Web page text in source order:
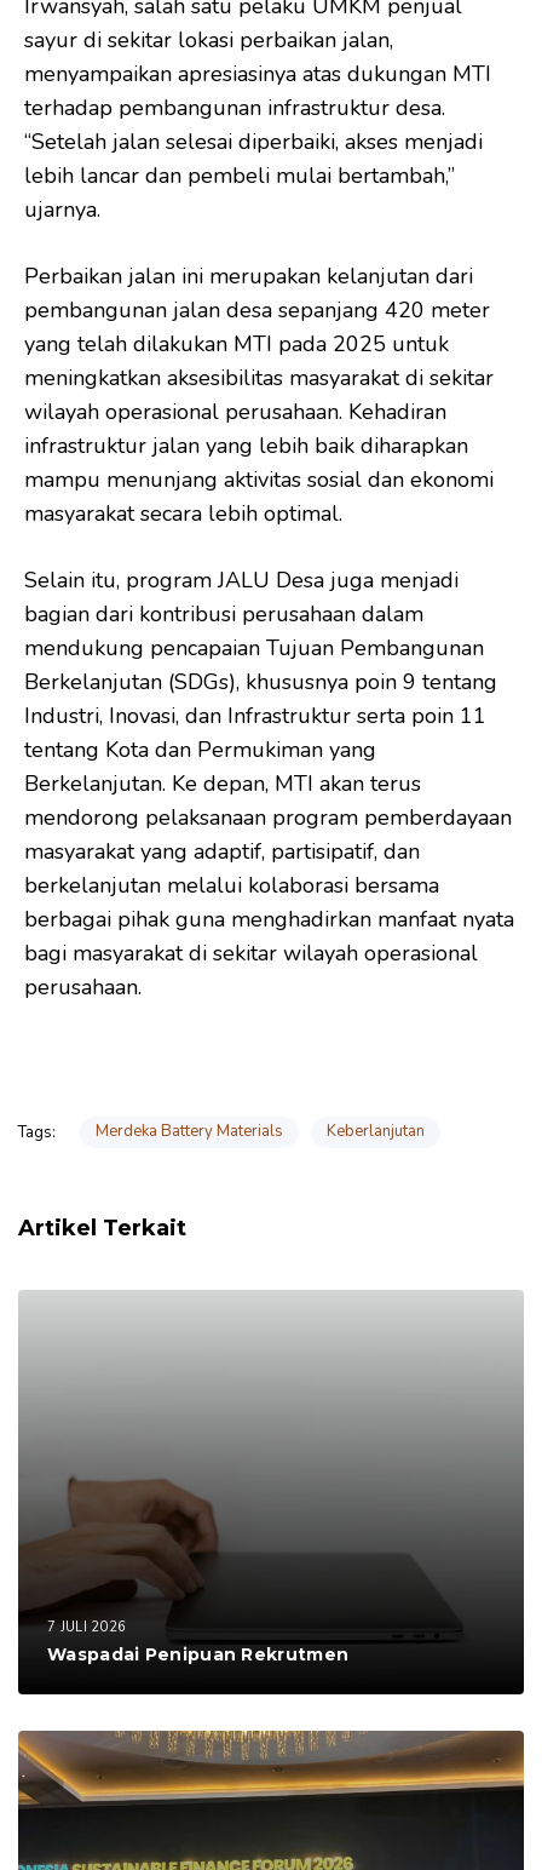
sayur di sekitar lokasi perbaikan jalan,
menyampaikan apresiasinya atas dukungan MTI
terhadap pembangunan infrastruktur desa.
“Setelah jalan selesai diperbaiki, akses menjadi
lebih lancar dan pembeli mulai bertambah,”
ujarnya.
Perbaikan jalan ini merupakan kelanjutan dari
pembangunan jalan desa sepanjang 420 meter
yang telah dilakukan MTI pada 2025 untuk
meningkatkan aksesibilitas masyarakat di sekitar
wilayah operasional perusahaan. Kehadiran
infrastruktur jalan yang lebih baik diharapkan
mampu menunjang aktivitas sosial dan ekonomi
masyarakat secara lebih optimal.
Selain itu, program JALU Desa juga menjadi
bagian dari kontribusi perusahaan dalam
mendukung pencapaian Tujuan Pembangunan
Berkelanjutan (SDGs), khususnya poin 9 tentang
Industri, Inovasi, dan Infrastruktur serta poin 11
tentang Kota dan Permukiman yang
Berkelanjutan. Ke depan, MTI akan terus
mendorong pelaksanaan program pemberdayaan
masyarakat yang adaptif, partisipatif, dan
berkelanjutan melalui kolaborasi bersama
berbagai pihak guna menghadirkan manfaat nyata
bagi masyarakat di sekitar wilayah operasional
perusahaan.
Tags: Merdeka Battery Materials Keberlanjutan
Artikel Terkait
7 JULI 2026
Waspadai Penipuan Rekrutmen